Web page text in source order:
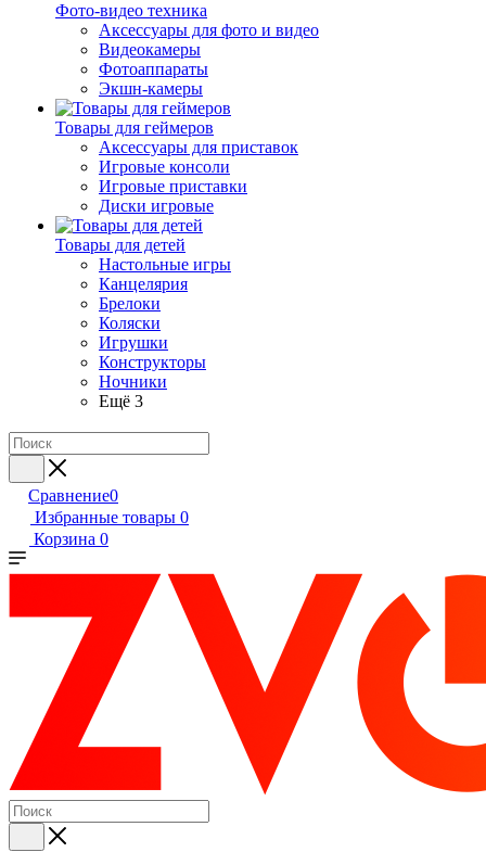
Фото-видео техника
Аксессуары для фото и видео
Видеокамеры
Фотоаппараты
Экшн-камеры
Товары для геймеров
Аксессуары для приставок
Игровые консоли
Игровые приставки
Диски игровые
Товары для детей
Настольные игры
Канцелярия
Брелоки
Коляски
Игрушки
Конструкторы
Ночники
Ещё 3
Сравнение0
Избранные товары 0
Корзина 0